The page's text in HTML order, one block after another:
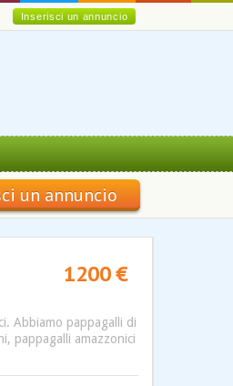
Inserisci un annuncio
un annuncio
1200 €
Abbiamo pappagalli di
pappagalli amazzonici